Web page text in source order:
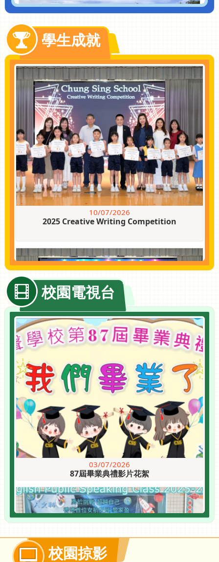
10/07/2026
泥灘生態導賞活動
09/07/2026
結業典禮
07/07/2026
公布中一派位2026
學生成就
10/07/2026
2025 Creative Writing Competition
10/07/2026
2025年度優秀女童軍選舉
校園電視台
03/07/2026
87屆畢業典禮影片花絮
校園掠影